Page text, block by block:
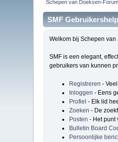
Schepen van Doeksen-Forum
SMF Gebruikershelp
Welkom bij Schepen
SMF is een elegant,
gebruikers van kunnen
Registreren -
Inloggen - Eens
Profiel - Elk lid
Zoeken - De
Posten - Het punt
Bulletin Board
Persoonlijke